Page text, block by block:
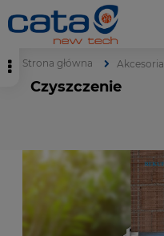
Strona główna Akcesoria
Czyszczenie